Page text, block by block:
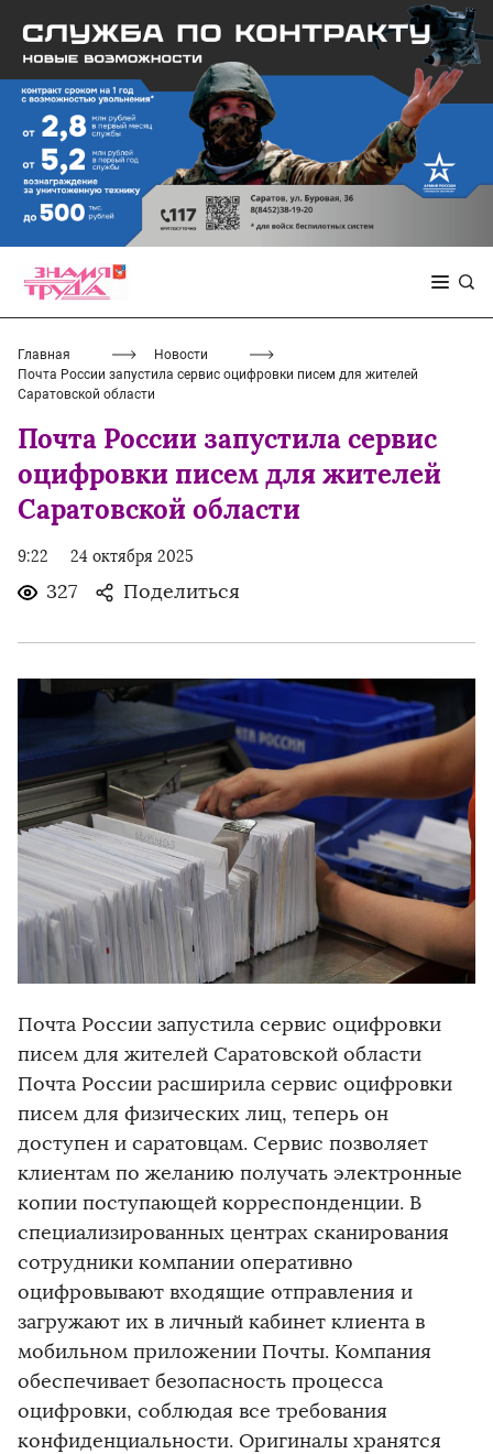
Главная
Новости
Почта России запустила сервис оцифровки писем для жителей
Саратовской области
Почта России запустила сервис
оцифровки писем для жителей
Саратовской области
9:22 24 октября 2025
327 Поделиться
Почта России запустила сервис оцифровки
писем для жителей Саратовской области
Почта России расширила сервис оцифровки
писем для физических лиц, теперь он
доступен и саратовцам. Сервис позволяет
клиентам по желанию получать электронные
копии поступающей корреспонденции. В
специализированных центрах сканирования
сотрудники компании оперативно
оцифровывают входящие отправления и
загружают их в личный кабинет клиента в
мобильном приложении Почты. Компания
обеспечивает безопасность процесса
оцифровки, соблюдая все требования
конфиденциальности. Оригиналы хранятся